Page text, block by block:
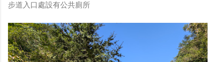
步道入口處設有公共廁所